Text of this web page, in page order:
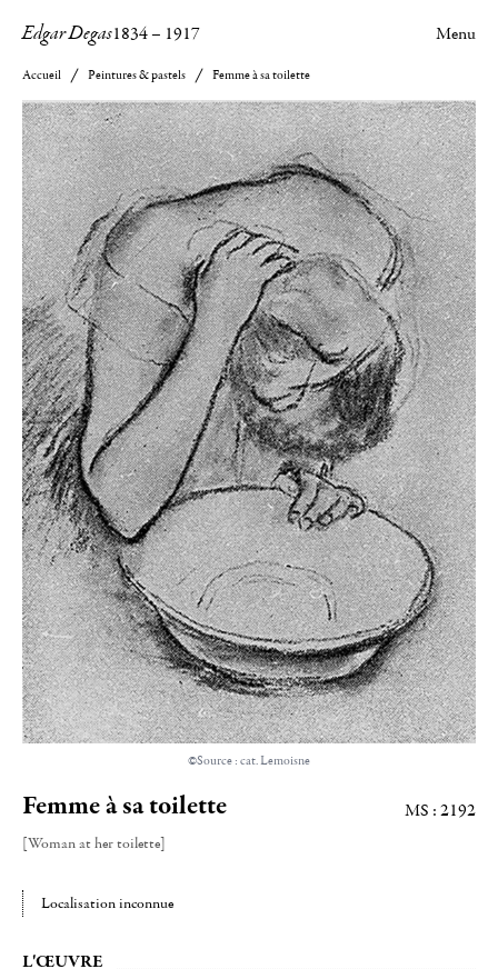
Edgar Degas1834– 1917 Menu
Accueil Peintures & pastels Femme à sa toilette
©Source : cat. Lemoisne
Femme à sa toilette
[Woman at her toilette]
MS : 2192
Localisation inconnue
L'ŒUVRE